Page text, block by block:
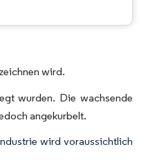
wird.
wurden. Die wachsende
angekurbelt.
wird voraussichtlich